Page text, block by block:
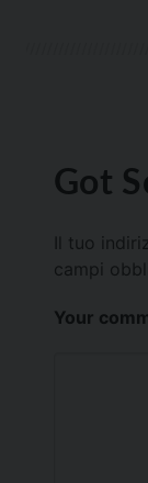
Got
Il tuo
campi
Your